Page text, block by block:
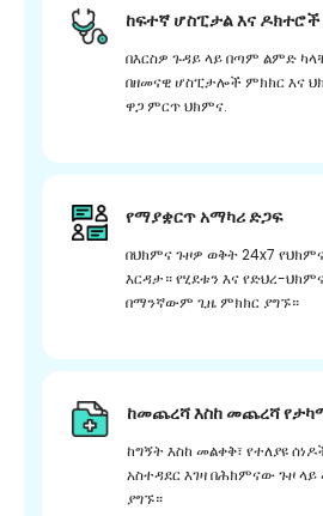
ከፍተኛ ሆስፒታል እና
በእርስዎ ጉዳይ ላይ በጣም ልምድ
በዘመናዊ ሆስፒታሎች ምክክር እና
ዋጋ ምርጥ ህክምና.
የማያቋርጥ አማካሪ ድጋፍ
በህክምና ጉዞዎ ወቅት 24x7
እርዳታ። የሂደቱን እና የድህረ-
በማንኛውም ጊዜ ምክክር ያግኙ።
ከመጨረሻ እስከ መጨረሻ
ከግኝት እስከ መልቀቅ፣ የተለያዩ
አስተዳደር እገዛ በሕክምናው ጉዞ
ያግኙ።